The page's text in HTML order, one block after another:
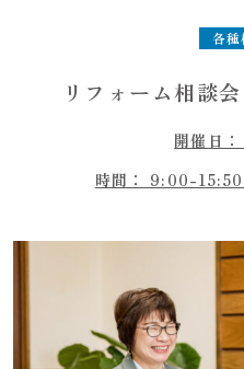
各種
リフォーム相談
開催日
時間： 9:00-